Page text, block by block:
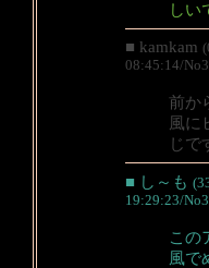
しい
■ kamkam
08:45:14/
前か
風に
じで
■ し～も
19:29:23/
この
風で